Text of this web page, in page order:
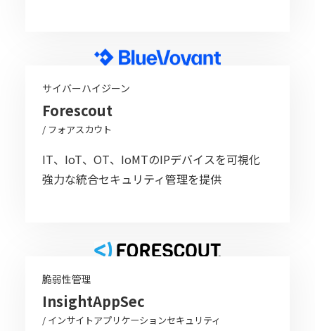
サイバーハイジーン
Forescout
/ フォアスカウト
IT、IoT、OT、IoMTのIPデバイスを可視化
強力な統合セキュリティ管理を提供
脆弱性管理
InsightAppSec
/ インサイトアプリケーションセキュリティ